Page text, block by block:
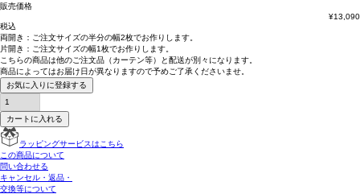
販売価格
¥13,090
税込
両開き： ご注文サイズの半分の幅2枚でお作りします。
片開き： ご注文サイズの幅1枚でお作りします。
こちらの商品は他のご注文品（カーテン等）と配送が別々 になります。
商品によってはお届け日が異なりますので予めご了承くださいませ。
お気に入りに登録する
カートに入れる
ラッピングサービスはこちら
この商品について
問い合わせる
キャンセル・返品・
交換等について